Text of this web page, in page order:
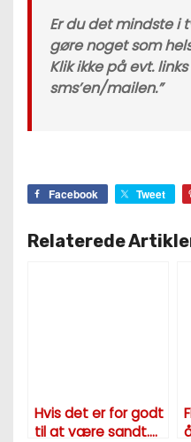
Er du det mindste i
gøre noget som
Klik ikke på evt.
sms’en/mailen.”
Facebook Tweet
Relaterede
Hvis det er for godt
til at være sandt….